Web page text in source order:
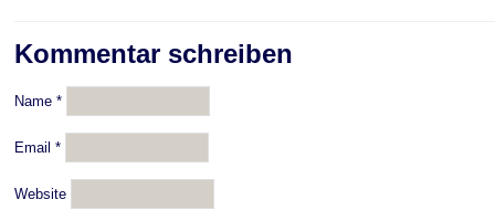
Kommentar schreiben
Name *
Email *
Website